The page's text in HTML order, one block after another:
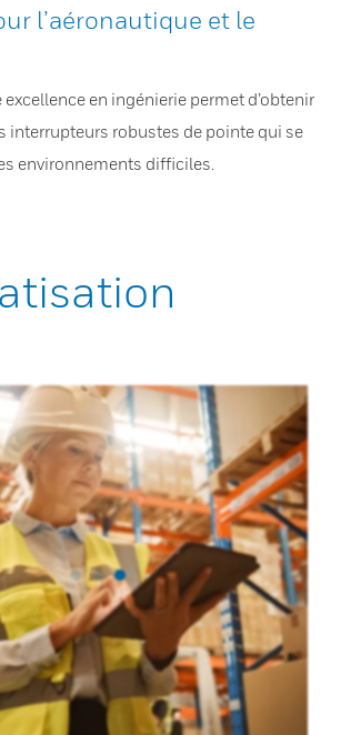
l’aéronautique et le
excellence en ingénierie permet d’obtenir
interrupteurs robustes de pointe qui se
environnements difficiles.